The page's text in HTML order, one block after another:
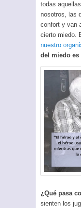
todas
nosotros, las
confort y van
cierto miedo.
nuestro
del miedo es
¿Qué pasa
sienten los